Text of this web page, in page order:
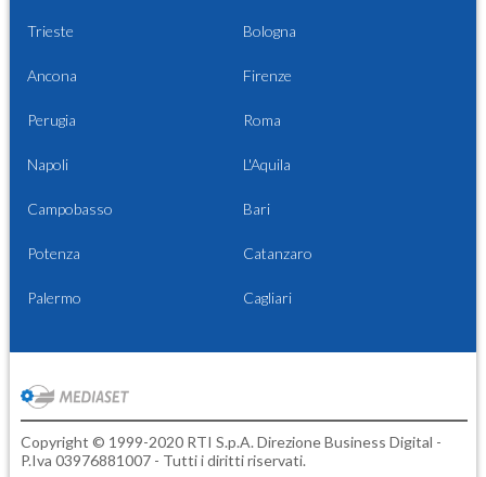
Trieste Bologna
Ancona Firenze
Perugia Roma
Napoli L'Aquila
Campobasso Bari
Potenza Catanzaro
Palermo Cagliari
Copyright © 1999-2020 RTI S.p.A. Direzione Business Digital -
P.Iva 03976881007 - Tutti i diritti riservati.